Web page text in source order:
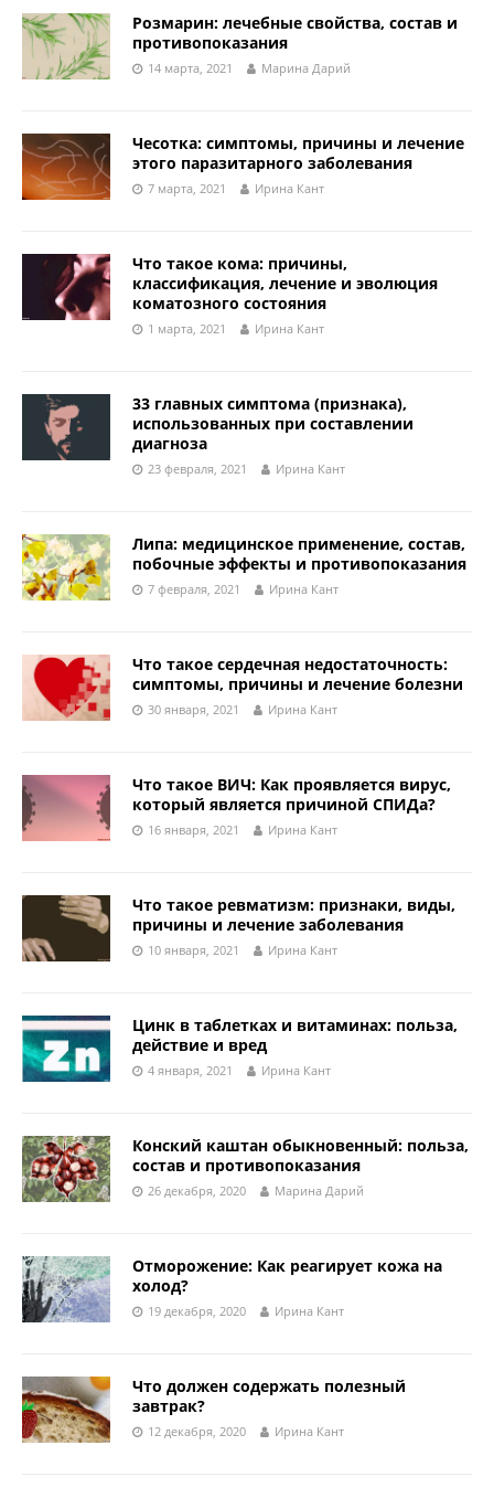
Розмарин: лечебные свойства, состав и
противопоказания
14 марта, 2021 Марина Дарий
Чесотка: симптомы, причины и лечение
этого паразитарного заболевания
7 марта, 2021 Ирина Кант
Что такое кома: причины,
классификация, лечение и эволюция
коматозного состояния
1 марта, 2021 Ирина Кант
33 главных симптома (признака),
использованных при составлении
диагноза
23 февраля, 2021 Ирина Кант
Липа: медицинское применение, состав,
побочные эффекты и противопоказания
7 февраля, 2021 Ирина Кант
Что такое сердечная недостаточность:
симптомы, причины и лечение болезни
30 января, 2021 Ирина Кант
Что такое ВИЧ: Как проявляется вирус,
который является причиной СПИДа?
16 января, 2021 Ирина Кант
Что такое ревматизм: признаки, виды,
причины и лечение заболевания
10 января, 2021 Ирина Кант
Цинк в таблетках и витаминах: польза,
действие и вред
4 января, 2021 Ирина Кант
Конский каштан обыкновенный: польза,
состав и противопоказания
26 декабря, 2020 Марина Дарий
Отморожение: Как реагирует кожа на
холод?
19 декабря, 2020 Ирина Кант
Что должен содержать полезный
завтрак?
12 декабря, 2020 Ирина Кант